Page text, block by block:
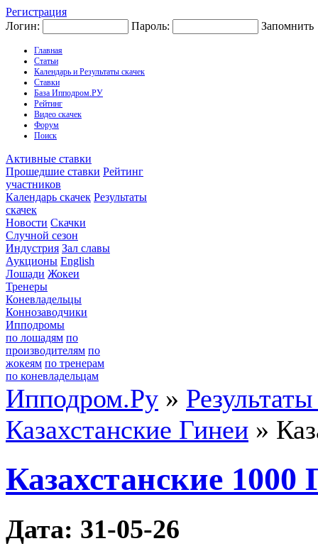
Регистрация
Логин:
Пароль: Запомнить
Главная
Статьи
Календарь и Результаты скачек
Ставки
База Ипподром.РУ
Рейтинг
Видео скачек
Форум
Поиск
Активные ставки
Прошедшие ставки Рейтинг
участников
Календарь скачек Результаты
скачек
Новости Скачки
Случной сезон
Индустрия Зал славы
Аукционы English
Лошади Жокеи
Тренеры
Коневладельцы
Коннозаводчики
Ипподромы
по лошадям по
производителям по
жокеям по тренерам
по коневладельцам
Ипподром.Ру »
Казахстанские Гинеи »
Казахстанские 1000
Дата: 31-05-26